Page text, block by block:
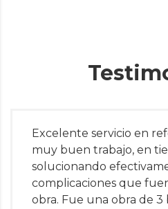
Excelente servicio en
muy buen trabajo, en
solucionando
complicaciones que
obra. Fue una obra de 3